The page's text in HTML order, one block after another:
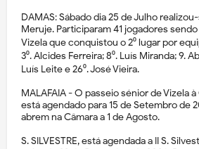
DAMAS: Sábado dia 25 de Julho
Meruje. Participaram 41 jogadores
Vizela que conquistou o 2⁰ lugar por
3⁰. Alcides Ferreira; 8⁰. Luís Miranda; 9.
Luís Leite e 26⁰. José Vieira.
MALAFAIA - O passeio sénior de Vizela
está agendado para 15 de Setembro de
abrem na Câmara a 1 de Agosto.
S. SILVESTRE, está agendada a II S.